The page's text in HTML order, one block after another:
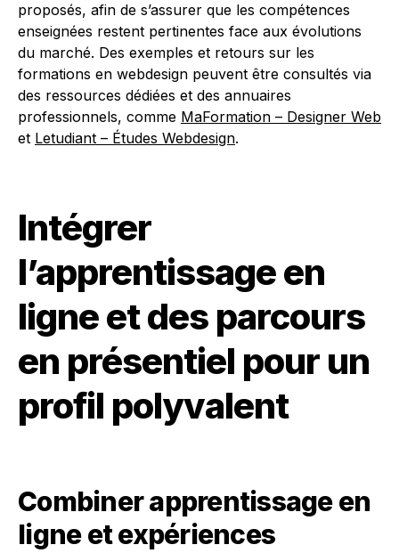
proposés, afin de s’assurer que les compétences
enseignées restent pertinentes face aux évolutions
du marché. Des exemples et retours sur les
formations en webdesign peuvent être consultés via
des ressources dédiées et des annuaires
professionnels, comme MaFormation – Designer Web
et Letudiant – Études Webdesign.
Intégrer
l’apprentissage en
ligne et des parcours
en présentiel pour un
profil polyvalent
Combiner apprentissage en
ligne et expériences